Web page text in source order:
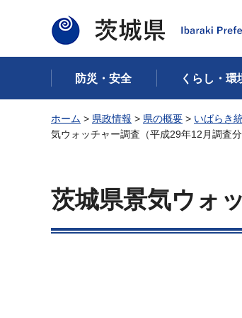
茨城県
防災・安全 くらし・環
ホーム > 県政情報 > 県の概要 > いばらき
気ウォッチャー調査（平成29年12月調査分
茨城県景気ウォ